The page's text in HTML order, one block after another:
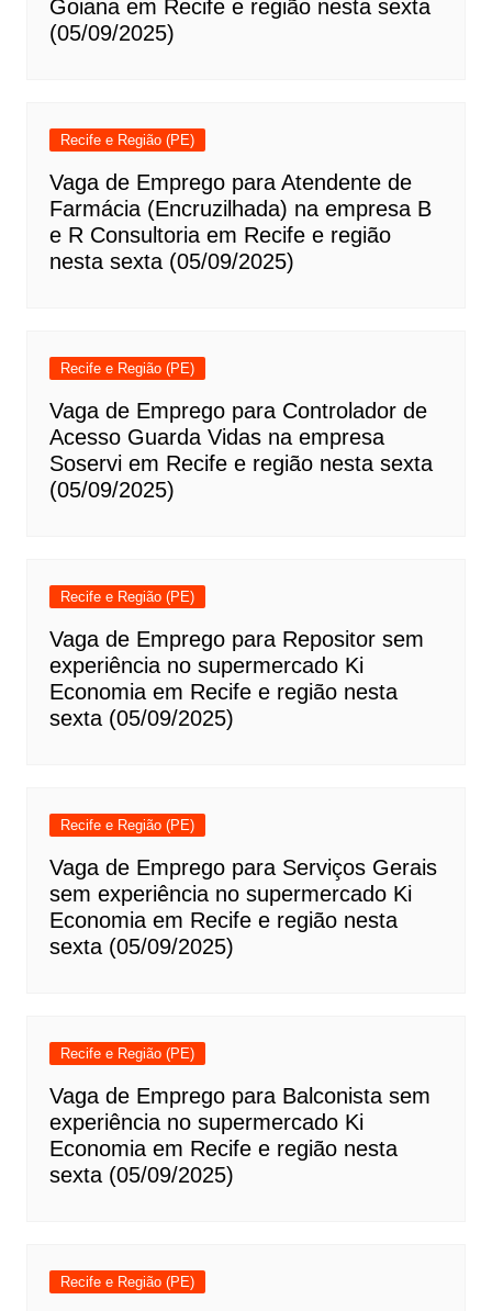
Goiana em Recife e região nesta sexta
(05/09/2025)
Recife e Região (PE)
Vaga de Emprego para Atendente de
Farmácia (Encruzilhada) na empresa B
e R Consultoria em Recife e região
nesta sexta (05/09/2025)
Recife e Região (PE)
Vaga de Emprego para Controlador de
Acesso Guarda Vidas na empresa
Soservi em Recife e região nesta sexta
(05/09/2025)
Recife e Região (PE)
Vaga de Emprego para Repositor sem
experiência no supermercado Ki
Economia em Recife e região nesta
sexta (05/09/2025)
Recife e Região (PE)
Vaga de Emprego para Serviços Gerais
sem experiência no supermercado Ki
Economia em Recife e região nesta
sexta (05/09/2025)
Recife e Região (PE)
Vaga de Emprego para Balconista sem
experiência no supermercado Ki
Economia em Recife e região nesta
sexta (05/09/2025)
Recife e Região (PE)